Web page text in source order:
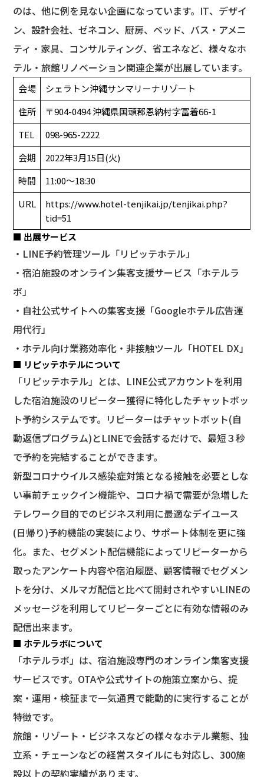
のは、他に例を見ない企画になっています。IT、デザイ
ン、設計会社、ゼネコン、厨房、ベッド、バス・アメニ
ティ・家具、コンサルティング、省エネなど、様々なホ
テル・旅館リノベーション関連企業が出展しています。
会場
シェラトン沖縄サンマリーナリゾート
住所
〒904-0494 沖縄県国頭郡恩納村字冨着66-1
TEL
098-965-2222
会期
2022年3月15日(火)
時間
11:00～18:30
URL
https://www.hotel-tenjikai.jp/tenjikai.php?
tid=51
■ 出展サービス
・LINE予約管理ツール「リピッテホテル」
・宿泊施設のオンライン集客支援サービス「ホテルラ
ボ」
・自社公式サイトへの集客支援「Googleホテル広告運
用代行」
・ホテル向け業務効率化・非接触ツール「HOTEL DX」
■ リピッテホテルについて
「リピッテホテル」とは、LINE公式アカウントを利用
した宿泊施設のリピーター獲得に特化したチャットボッ
ト予約システムです。リピーターはチャットボット(自
動返信プログラム)とLINEで会話するだけで、最短３秒
で予約を完結することができます。
新型コロナウイルス感染症対策となる接触を必要としな
い事前チェックイン機能や、コロナ禍で需要が急増した
テレワーク目的でのビジネス利用に最適なデイユース
(日帰り)予約機能の実装により、サポート体制を更に強
化。また、セグメント配信機能によってリピーターから
取ったアンケート内容や宿泊履歴、顧客情報でセグメン
トを分け、メルマガ配信と比べて開封されやすいLINEの
メッセージを利用してリピーターごとに有効な情報のみ
配信出来ます。
■ ホテルラボについて
「ホテルラボ」は、宿泊施設専門のオンライン集客支援
サービスです。OTAや公式サイトの施策立案から、提
案・運用・検証まで一気通貫で能動的に実行することが
特徴です。
旅館・リゾート・ビジネスなどの様々なホテル業態、独
立系・チェーンなどの経営スタイルにも対応し、300施
設以上の契約実績があります。